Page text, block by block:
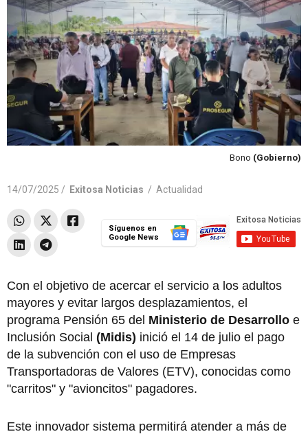
Bono (Gobierno)
14/07/2025 / Exitosa Noticias / Actualidad
Síguenos en
Google News
Con el objetivo de acercar el servicio a los adultos
mayores y evitar largos desplazamientos, el
programa Pensión 65 del Ministerio de Desarrollo e
Inclusión Social (Midis) inició el 14 de julio el pago
de la subvención con el uso de Empresas
Transportadoras de Valores (ETV), conocidas como
"carritos" y "avioncitos" pagadores.
Este innovador sistema permitirá atender a más de